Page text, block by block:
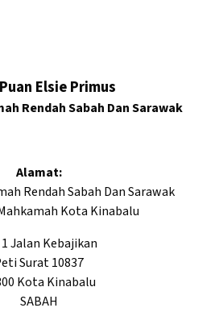
Elsie Primus
Rendah Sabah Dan Sarawak
Alamat:
Rendah Sabah Dan Sarawak
Kota Kinabalu
Jalan Kebajikan
Surat 10837
Kota Kinabalu
SABAH